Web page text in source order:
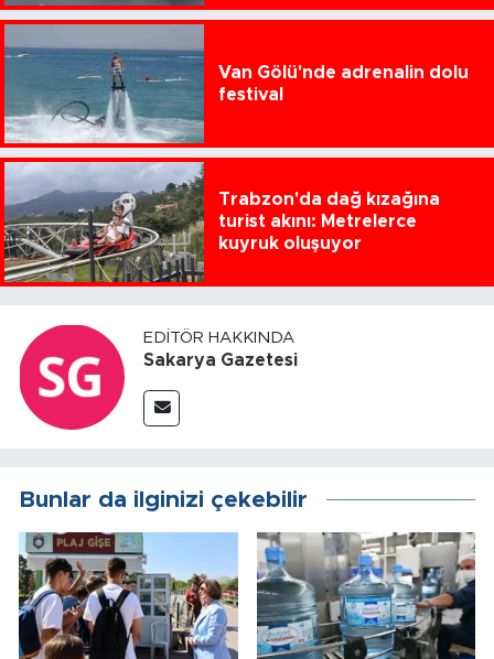
Van Gölü'nde adrenalin dolu
festival
Trabzon'da dağ kızağına
turist akını: Metrelerce
kuyruk oluşuyor
EDITÖR HAKKINDA
Sakarya Gazetesi
Bunlar da ilginizi çekebilir